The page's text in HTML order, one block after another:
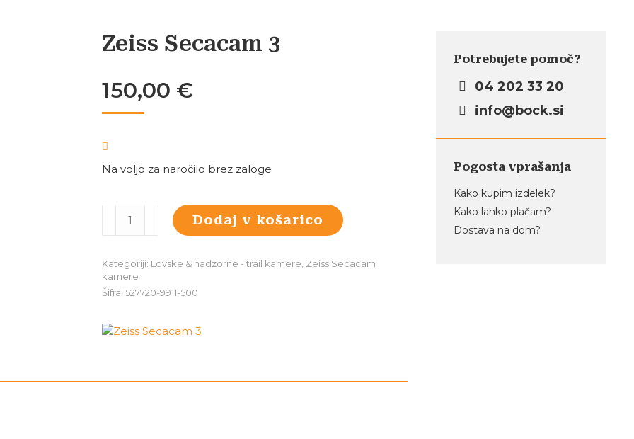
Zeiss Secacam 3
150,00 €
Na voljo za naročilo brez zaloge
Secacam
Dodaj v košarico
Kategoriji: Lovske & nadzorne - trail kamere Zeiss Secacam
kamere
Šifra: 527720-9911-500
Potrebujete pomoč?
04 202 33 20
info@bock.si
Pogosta vprašanja
Kako kupim izdelek?
Kako lahko plačam?
Dostava na dom?